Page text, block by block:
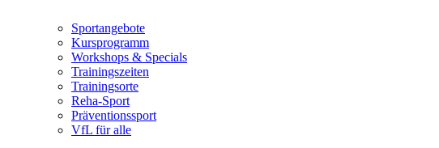
Sportangebote
Kursprogramm
Workshops & Specials
Trainingszeiten
Trainingsorte
Reha-Sport
Präventionssport
VfL für alle